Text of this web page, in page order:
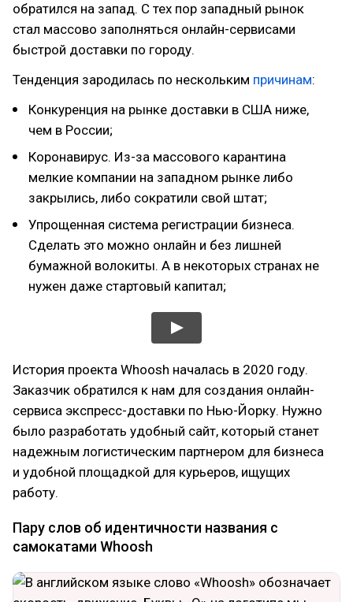
обратился на запад. С тех пор западный рынок
стал массово заполняться онлайн-сервисами
быстрой доставки по городу.
Тенденция зародилась по нескольким причинам:
Конкуренция на рынке доставки в США ниже,
чем в России;
Коронавирус. Из-за массового карантина
мелкие компании на западном рынке либо
закрылись, либо сократили свой штат;
Упрощенная система регистрации бизнеса.
Сделать это можно онлайн и без лишней
бумажной волокиты. А в некоторых странах не
нужен даже стартовый капитал;
История проекта Whoosh началась в 2020 году.
Заказчик обратился к нам для создания онлайн-
сервиса экспресс-доставки по Нью-Йорку. Нужно
было разработать удобный сайт, который станет
надежным логистическим партнером для бизнеса
и удобной площадкой для курьеров, ищущих
работу.
Пару слов об идентичности названия с
самокатами Whoosh